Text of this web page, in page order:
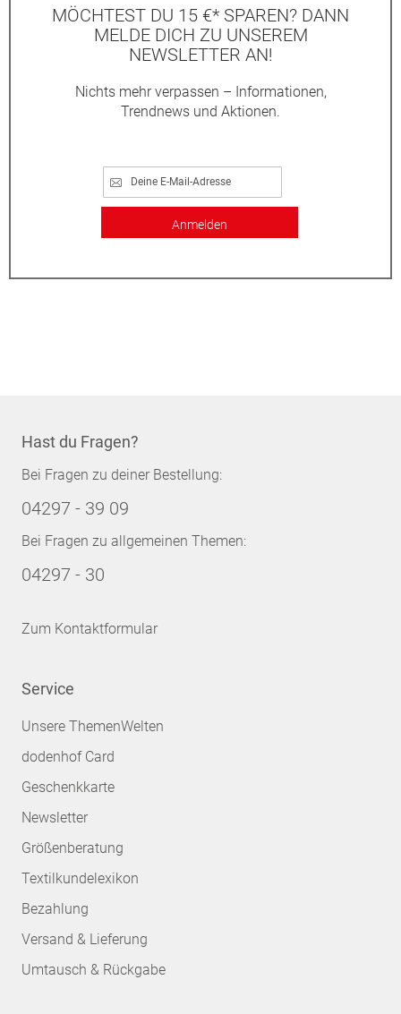
MÖCHTEST DU 15 €* SPAREN? DANN
MELDE DICH ZU UNSEREM
NEWSLETTER AN!
Nichts mehr verpassen – Informationen,
Trendnews und Aktionen.
Anmelden
Hast du Fragen?
Bei Fragen zu deiner Bestellung:
04297 - 39 09
Bei Fragen zu allgemeinen Themen:
04297 - 30
Zum Kontaktformular
Service
Unsere ThemenWelten
dodenhof Card
Geschenkkarte
Newsletter
Größenberatung
Textilkundelexikon
Bezahlung
Versand & Lieferung
Umtausch & Rückgabe